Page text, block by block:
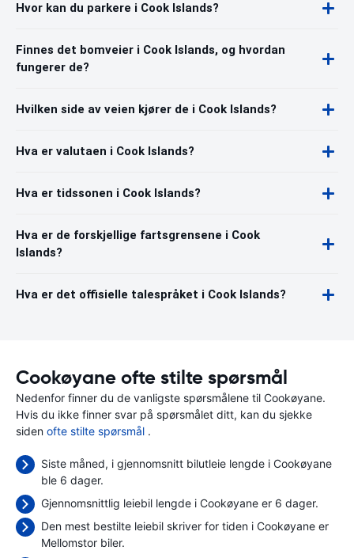
Hvor kan du parkere i Cook Islands?
Finnes det bomveier i Cook Islands, og hvordan
fungerer de?
Hvilken side av veien kjører de i Cook Islands?
Hva er valutaen i Cook Islands?
Hva er tidssonen i Cook Islands?
Hva er de forskjellige fartsgrensene i Cook
Islands?
Hva er det offisielle talespråket i Cook Islands?
Cookøyane ofte stilte spørsmål
Nedenfor finner du de vanligste spørsmålene til Cookøyane.
Hvis du ikke finner svar på spørsmålet ditt, kan du sjekke
siden ofte stilte spørsmål .
Siste måned, i gjennomsnitt bilutleie lengde i Cookøyane
ble 6 dager.
Gjennomsnittlig leiebil lengde i Cookøyane er 6 dager.
Den mest bestilte leiebil skriver for tiden i Cookøyane er
Mellomstor biler.